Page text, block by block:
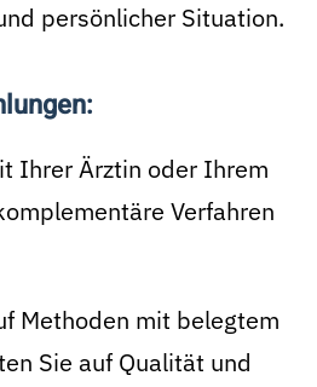
persönlicher Situation.
Ihrer Ärztin oder Ihrem
Verfahren
Methoden mit belegtem
Sie auf Qualität und